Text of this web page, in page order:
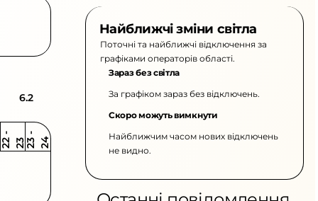
6.2
2 2
-
2 3 2 3
-
2 4
Найближчі зміни світла
Поточні та найближчі відключення за
графіками операторів області.
Зараз без світла
За графіком зараз без відключень.
Скоро можуть вимкнути
Найближчим часом нових відключень
не видно.